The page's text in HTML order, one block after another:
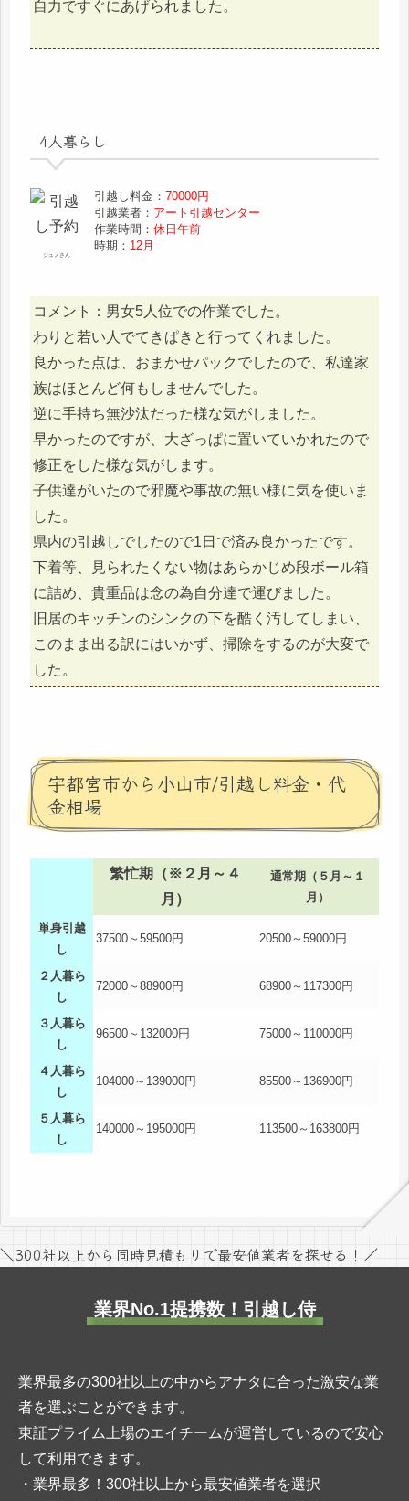
自力ですぐにあげられました。
4人暮らし
ジュノさん
引越し料金：70000円
引越業者： アート引越センター
作業時間：休日午前
時期： 12月
コメント：男女5人位での作業でした。
わりと若い人でてきぱきと行ってくれました。
良かった点は、おまかせパックでしたので、私達家
族はほとんど何もしませんでした。
逆に手持ち無沙汰だった様な気がしました。
早かったのですが、大ざっぱに置いていかれたので
修正をした様な気がします。
子供達がいたので邪魔や事故の無い様に気を使いま
した。
県内の引越しでしたので1日で済み良かったです。
下着等、見られたくない物はあらかじめ段ボール箱
に詰め、貴重品は念の為自分達で運びました。
旧居のキッチンのシンクの下を酷く汚してしまい、
このまま出る訳にはいかず、掃除をするのが大変で
した。
宇都宮市から小山市/引越し料金・代
金相場
繁忙期（※２月～４
月）
通常期（５月～１
月）
単身引越
し
37500～59500円 20500～59000円
２人暮ら
し
72000～88900円 68900～117300円
３人暮ら
し
96500～132000円 75000～110000円
４人暮ら
し
104000～139000円 85500～136900円
５人暮ら
し
140000～195000円 113500～163800円
＼300社以上から同時見積もりで最安値業者を探せる！／
業界No.1提携数！引越し侍
業界最多の300社以上の中からアナタに合った激安な業
者を選ぶことができます。
東証プライム上場のエイチームが運営しているので安心
して利用できます。
・業界最多！300社以上から最安値業者を選択